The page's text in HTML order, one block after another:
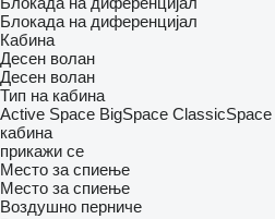
Блокада на диференцијал
Кабина
Десен волан
Десен волан
Тип на кабина
Active Space BigSpace ClassicSpace
кабина
прикажи се
Место за спиење
Место за спиење
Воздушно перниче